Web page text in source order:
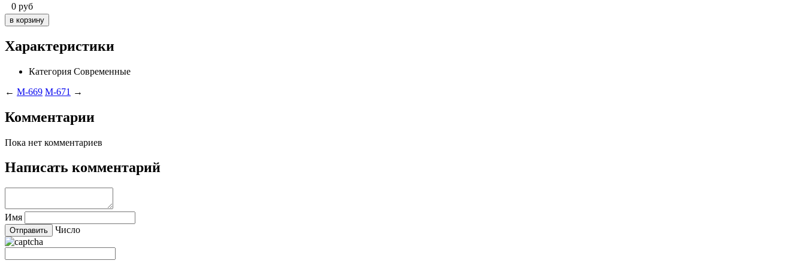
0 руб
Характеристики
Категория Современные
← M-669 M-671 →
Комментарии
Пока нет комментариев
Написать комментарий
Имя
Число